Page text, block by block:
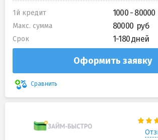
1й кредит 1000 - 80000
Макс. сумма 80000
Срок 1-180 дней
Оформить заявку
Сравнить